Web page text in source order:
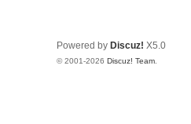
Powered by Discuz! X5.0
© 2001-2026 Discuz! Team